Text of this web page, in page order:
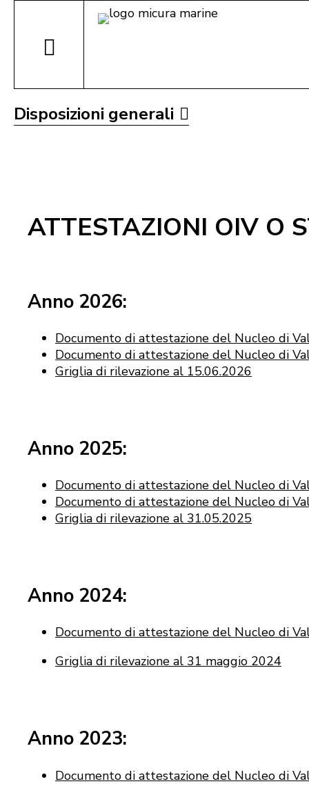
Disposizioni generali
ATTESTAZIONI OIV O
Anno 2026:
Documento di attestazione del Nucleo di
Documento di attestazione del Nucleo di
Griglia di rilevazione al 15.06.2026
Anno 2025:
Documento di attestazione del Nucleo di
Documento di attestazione del Nucleo di
Griglia di rilevazione al 31.05.2025
Anno 2024:
Documento di attestazione del Nucleo di
Griglia di rilevazione al 31 maggio 2024
Anno 2023:
Documento di attestazione del Nucleo di